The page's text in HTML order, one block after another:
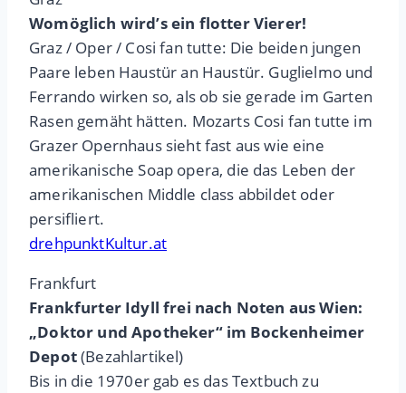
Womöglich wird’s ein flotter Vierer!
Graz / Oper / Cosi fan tutte: Die beiden jungen
Paare leben Haustür an Haustür. Guglielmo und
Ferrando wirken so, als ob sie gerade im Garten
Rasen gemäht hätten. Mozarts Cosi fan tutte im
Grazer Opernhaus sieht fast aus wie eine
amerikanische Soap opera, die das Leben der
amerikanischen Middle class abbildet oder
persifliert.
drehpunktKultur.at
Frankfurt
Frankfurter Idyll frei nach Noten aus Wien:
„Doktor und Apotheker“ im Bockenheimer
Depot(Bezahlartikel)
Bis in die 1970er gab es das Textbuch zu